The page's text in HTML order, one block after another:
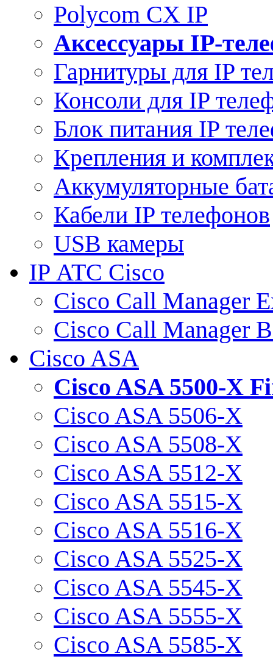
Polycom CX IP
Аксессуары IP-
Гарнитуры для IP
Консоли для IP
Блок питания IP
Крепления и
Аккумуляторные
Кабели IP телефонов
USB камеры
IP АТС Cisco
Cisco Call Manager
Cisco Call Manager
Cisco ASA
Cisco ASA 5500-X
Cisco ASA 5506-X
Cisco ASA 5508-X
Cisco ASA 5512-X
Cisco ASA 5515-X
Cisco ASA 5516-X
Cisco ASA 5525-X
Cisco ASA 5545-X
Cisco ASA 5555-X
Cisco ASA 5585-X